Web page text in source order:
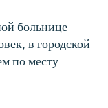
больнице
в городской
по месту